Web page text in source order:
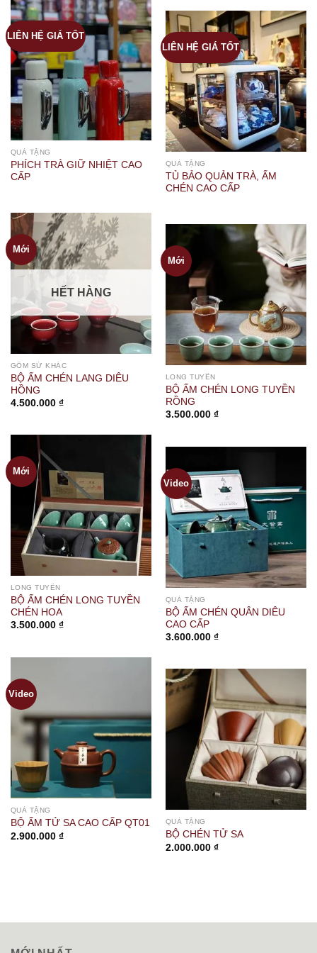
LIÊN HỆ GIÁ TỐT
QUÀ TẶNG
PHÍCH TRÀ GIỮ NHIỆT CAO
CẤP
LIÊN HỆ GIÁ TỐT
QUÀ TẶNG
TỦ BẢO QUẢN TRÀ, ẤM
CHÉN CAO CẤP
Mới
HẾT HÀNG
GỐM SỨ KHÁC
BỘ ẤM CHÉN LANG DIÊU
HỒNG
4.500.000 ₫
Mới
LONG TUYỀN
BỘ ẤM CHÉN LONG TUYỀN
RỒNG
3.500.000 ₫
Mới
LONG TUYỀN
BỘ ẤM CHÉN LONG TUYỀN
CHÉN HOA
3.500.000 ₫
Video
QUÀ TẶNG
BỘ ẤM CHÉN QUÂN DIÊU
CAO CẤP
3.600.000 ₫
Video
QUÀ TẶNG
BỘ ẤM TỬ SA CAO CẤP QT01
2.900.000 ₫
QUÀ TẶNG
BỘ CHÉN TỬ SA
2.000.000 ₫